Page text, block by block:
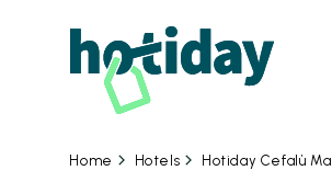
Home Hotels Hotiday Cefalù